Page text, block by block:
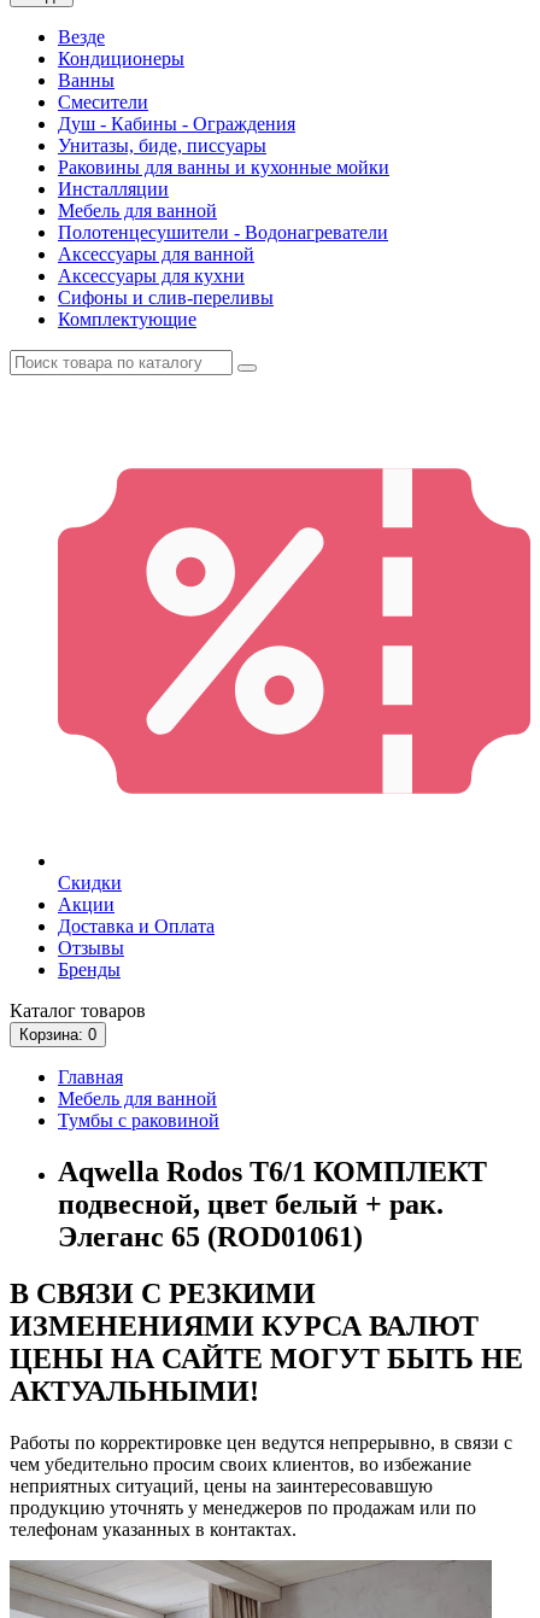
Везде
Кондиционеры
Ванны
Смесители
Душ - Кабины - Ограждения
Унитазы, биде, писсуары
Раковины для ванны и кухонные мойки
Инсталляции
Мебель для ванной
Полотенцесушители - Водонагреватели
Аксессуары для ванной
Аксессуары для кухни
Сифоны и слив-переливы
Комплектующие
Скидки
Акции
Доставка и Оплата
Отзывы
Бренды
Каталог товаров
Корзина: 0
Главная
Мебель для ванной
Тумбы с раковиной
Aqwella Rodos T6/1 КОМПЛЕКТ
подвесной, цвет белый + рак.
Элеганс 65 (ROD01061)
В СВЯЗИ С РЕЗКИМИ
ИЗМЕНЕНИЯМИ КУРСА ВАЛЮТ
ЦЕНЫ НА САЙТЕ МОГУТ БЫТЬ НЕ
АКТУАЛЬНЫМИ!
Работы по корректировке цен ведутся непрерывно, в связи с
чем убедительно просим своих клиентов, во избежание
неприятных ситуаций, цены на заинтересовавшую
продукцию уточнять у менеджеров по продажам или по
телефонам указанных в контактах.